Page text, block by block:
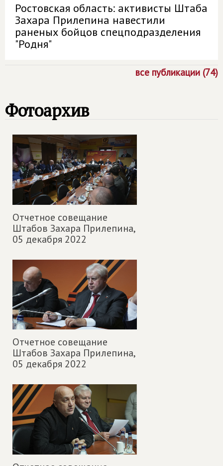
Ростовская область: активисты Штаба
Захара Прилепина навестили
раненых бойцов спецподразделения
"Родня"
все публикации (74)
Фотоархив
Отчетное совещание
Штабов Захара Прилепина,
05 декабря 2022
Отчетное совещание
Штабов Захара Прилепина,
05 декабря 2022